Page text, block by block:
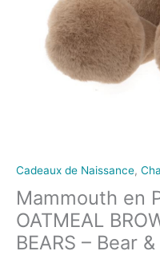
Cadeaux de Naissance,
Mammouth en
OATMEAL
BEARS – Bear